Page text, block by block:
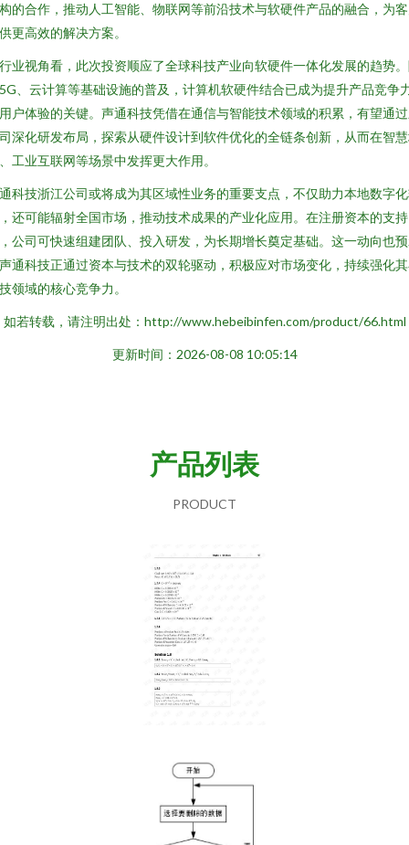
的合作，推动人工智能、物联网等前沿技术与软硬件产品的融合，为
更高效的解决方案。
业视角看，此次投资顺应了全球科技产业向软硬件一体化发展的趋势
、云计算等基础设施的普及，计算机软硬件结合已成为提升产品竞争
户体验的关键。声通科技凭借在通信与智能技术领域的积累，有望通
深化研发布局，探索从硬件设计到软件优化的全链条创新，从而在智
工业互联网等场景中发挥更大作用。
科技浙江公司或将成为其区域性业务的重要支点，不仅助力本地数字
还可能辐射全国市场，推动技术成果的产业化应用。在注册资本的支持
公司可快速组建团队、投入研发，为长期增长奠定基础。这一动向也
通科技正通过资本与技术的双轮驱动，积极应对市场变化，持续强化
领域的核心竞争力。
如若转载，请注明出处：http://www.hebeibinfen.com/product/66.html
更新时间：2026-08-08 10:05:14
产品列表
PRODUCT